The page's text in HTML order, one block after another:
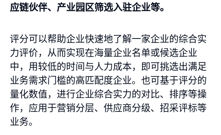
应链伙伴、产业园区筛选入驻企业等。
评分可以帮助企业快速地了解一家企业的综合实
力评价，从而实现在海量企业名单或候选企业
中，用较低的时间与人力成本，即可挑选出满足
业务需求门槛的高匹配度企业。也可基于评分的
量化数值，进行企业综合实力的对比、排序等操
作，应用于营销分层、供应商分级、招采评标等
业务。